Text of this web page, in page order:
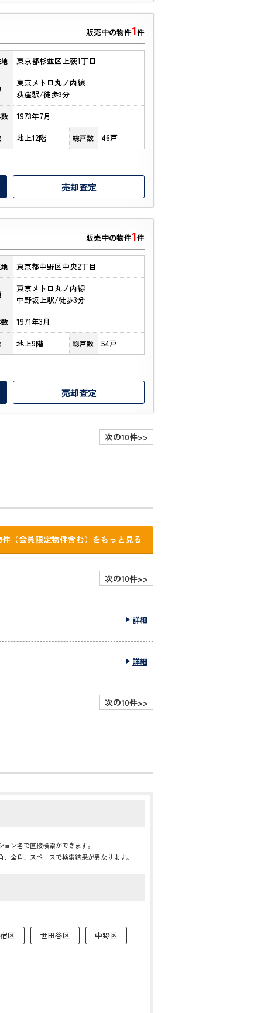
販売中の物件1件
東京都杉並区上荻1丁目
東京メトロ丸ノ内線
荻窪駅/徒歩3分
1973年7月
地上12階 総戸数 46戸
売却査定
販売中の物件1件
東京都中野区中央2丁目
東京メトロ丸ノ内線
中野坂上駅/徒歩3分
1971年3月
地上9階 総戸数 54戸
売却査定
次の10件>>
（会員限定物件含む）をもっと見る
次の10件>>
詳細
詳細
次の10件>>
ョン名で直接検索ができます。
全角、スペースで検索結果が異なります。
区 世田谷区 中野区